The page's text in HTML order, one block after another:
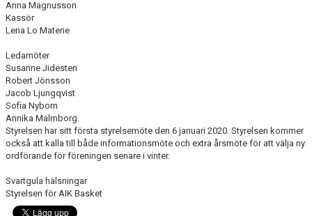
Anna Magnusson
Kassör
Lena Lo Materie
Ledamöter
Susanne Jidesten
Robert Jönsson
Jacob Ljungqvist
Sofia Nybom
Annika Malmborg.
Styrelsen har sitt första styrelsemöte den 6 januari 2020. Styrelsen kommer
också att kalla till både informationsmöte och extra årsmöte för att välja ny
ordförande för föreningen senare i vinter.
Svartgula hälsningar
Styrelsen för AIK Basket